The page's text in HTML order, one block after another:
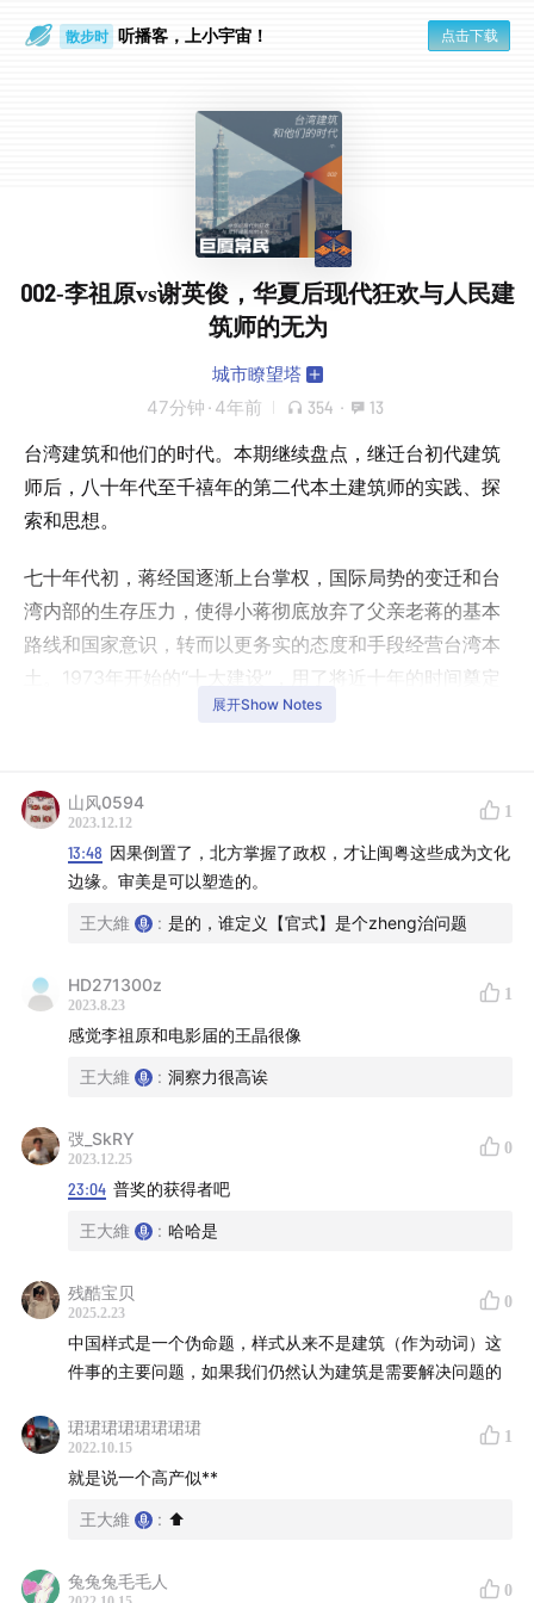
散步时 听播客，上小宇宙！ 点击下载
002-李祖原vs谢英俊，华夏后现代狂欢与人民建
筑师的无为
城市瞭望塔
47分钟 · 4年前 354 · 13
台湾建筑和他们的时代。本期继续盘点，继迁台初代建筑
师后，八十年代至千禧年的第二代本土建筑师的实践、探
索和思想。
七十年代初，蒋经国逐渐上台掌权，国际局势的变迁和台
湾内部的生存压力，使得小蒋彻底放弃了父亲老蒋的基本
路线和国家意识，转而以更务实的态度和手段经营台湾本
土。1973年开始的“十大建设”，用了将近十年的时间奠定
了台湾工业基础，这段时间的辛勤积累最终在八十年代厚
这个时期，建筑设计的大业主逐渐由政治机器变成了大财
团和企业家。在经济高歌猛进的时代，台湾建筑师有了更
活跃的人物。李祖原和谢英俊似乎是这个时代台湾建筑实
家”价值的大设计师，另一个是摒弃文化累赘用朴素建构回
归居住本源意义的艺术匠人。他们二者之间的差异和距
离，构成了台湾建筑师的某种光谱。本期就将着重探讨他
——时间目录——
台湾人对大发展年代的美好回忆
设计语言
闽粤地区的传统审美是否塑造了中华后现代的样貌？
17:54 台湾精英想要领导华人世界的雄心
高歌猛进大建设时期的某股清流，人民建筑师“谢英
24:07 与谢英俊老师共事过是怎样一种体验？
展开Show Notes
山风0594
2023.12.12
1
13:48 因果倒置了，北方掌握了政权，才让闽粤这些成为文化
边缘。审美是可以塑造的。
王大維 : 是的，谁定义【官式】是个zheng治问题
HD271300z
2023.8.23
1
感觉李祖原和电影届的王晶很像
王大維 : 洞察力很高诶
弢_SkRY
2023.12.25
0
23:04 普奖的获得者吧
王大維 : 哈哈是
残酷宝贝
2025.2.23
0
中国样式是一个伪命题，样式从来不是建筑（作为动词）这
件事的主要问题，如果我们仍然认为建筑是需要解决问题的
珺珺珺珺珺珺珺珺
2022.10.15
1
就是说一个高产似**
王大維 : ⬆️
兔兔兔毛毛人 0